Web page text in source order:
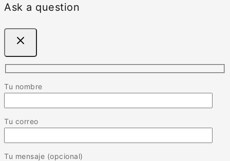
Ask a question
Tu nombre
Tu correo
Tu mensaje (opcional)